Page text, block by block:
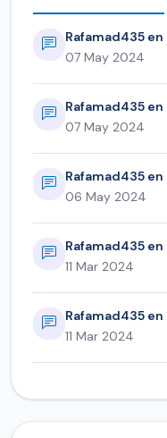
Rafamad435 en
07 May 2024
Rafamad435 en
07 May 2024
Rafamad435
06 May 2024
Rafamad435
11 Mar 2024
Rafamad435
11 Mar 2024